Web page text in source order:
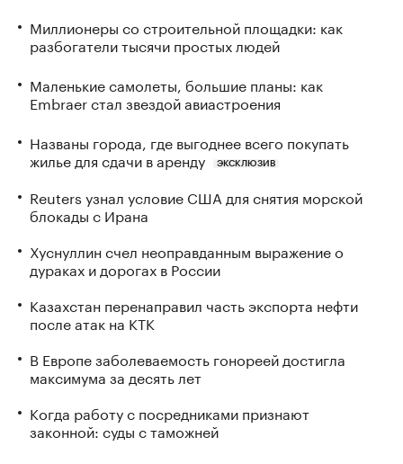
Миллионеры со строительной площадки: как
разбогатели тысячи простых людей
Маленькие самолеты, большие планы: как
Embraer стал звездой авиастроения
Названы города, где выгоднее всего покупать
жилье для сдачи в аренду
ЭКСКЛЮЗИВ
Reuters узнал условие США для снятия морской
блокады с Ирана
Хуснуллин счел неоправданным выражение о
дураках и дорогах в России
Казахстан перенаправил часть экспорта нефти
после атак на КТК
В Европе заболеваемость гонореей достигла
максимума за десять лет
Когда работу с посредниками признают
законной: суды с таможней